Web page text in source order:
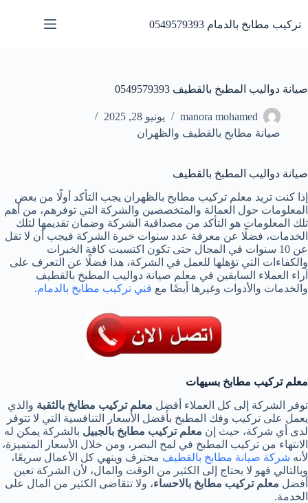
المحتوى
تركيب مطابخ بالدمام 0549579393
صيانة دواليب المطبخ بالقطيف 0549579393
manora mohamed
يونيو 28, 2025
صيانة مطابخ بالقطيف والظهران
صيانة دواليب المطبخ بالقطيف
إذا كنت تريد معلم تركيب مطابخ بالظهران يجب التأكد أولًا من بعض
المعلومات حول العمالة والمتخصصين والشركة التي توفرهم، من أهم
تلك المعلومات هو التأكد من مصداقية الشركة وضمان تقديمها لتلك
الخدمات، فضلًا عن معرفة عدد سنوات خبرة الشركة فيجب أن لا تقل
عن 10 سنوات في المجال حتى تكون اكتسبت كافة الخبرات
والكفاءات التي تؤهلها للعمل في الشركة، هذا فضلًا عن التعرف على
آراء العملاء السابقين في معلم صيانة دواليب المطبخ بالقطيف
والخدمات والأدوات وغيرها أيضًا مع فني تركيب مطابخ بالدمام.
معلم تركيب مطابخ بسيهات
توفر الشركة إلى كل العملاء أفضل معلم تركيب مطابخ بالثقبة والذي
يعمل على تركيب وفك المطبخ بأفضل الأسعار التنافسية التي لا تتوفر
لدى أي شركة، حيث إن معلم تركيب مطابخ بالجبيل بالشركة يمكن له
الانتهاء من تركيب المطبخ في لمح البصر، ومن خلال الأسعار المتميزة،
لأنه شركة صيانة مطابخ بالقطيف محترف وينهي كل الأعمال سريعًا،
وبالتالي فهو لا يحتاج إلى الكثير من الوقت والمال، لأن الشركة تعين
أفضل معلم تركيب مطابخ بالاحساء، ولا تتقاضى الكثير من المال على
الخدمة.